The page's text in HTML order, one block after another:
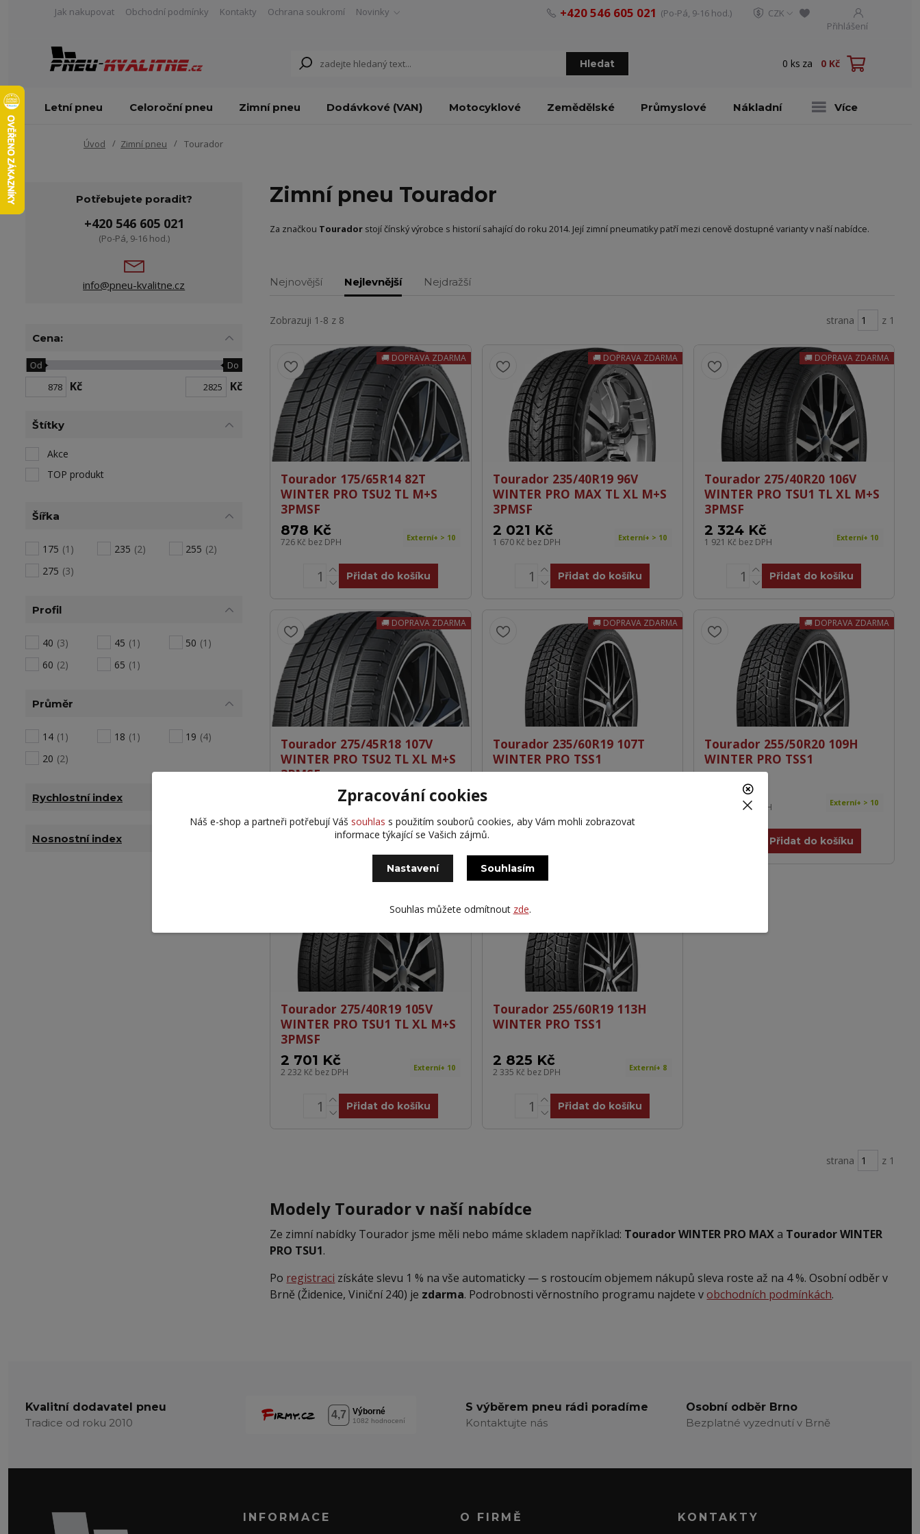
Jak nakupovat Obchodní podmínky Kontakty Ochrana soukromí Novinky
CZK
Přihlášení
Hledat
+420 546 605 021 (Po-Pá, 9-16 hod.)
0 ks za 0 Kč
Letní pneu Celoroční pneu Zimní pneu Dodávkové (VAN) Motocyklové Zemědělské Průmyslové Nákladní Více
Úvod Zimní pneu Tourador
Zimní pneu Tourador
Za značkou Tourador stojí čínský výrobce s historií sahající do roku 2014. Její zimní pneumatiky patří mezi cenově dostupné varianty v naší nabídce.
Nejnovější Nejlevnější Nejdražší
Zobrazuji 1-8 z 8 strana z 1
DOPRAVA ZDARMA
Tourador 175/65R14 82T
WINTER PRO TSU2 TL M+S
3PMSF
878 Kč
726 Kč bez DPH Externí+ > 10
Přidat do košíku
DOPRAVA ZDARMA
Tourador 235/40R19 96V
WINTER PRO MAX TL XL M+S
3PMSF
2 021 Kč
1 670 Kč bez DPH Externí+ > 10
Přidat do košíku
DOPRAVA ZDARMA
Tourador 275/40R20 106V
WINTER PRO TSU1 TL XL M+S
3PMSF
2 324 Kč
1 921 Kč bez DPH Externí+ 10
Přidat do košíku
DOPRAVA ZDARMA
Tourador 275/45R18 107V
WINTER PRO TSU2 TL XL M+S
3PMSF
2 346 Kč
bez DPH Externí+ > 10
Přidat do košíku
DOPRAVA ZDARMA
Tourador 235/60R19 107T
WINTER PRO TSS1
DOPRAVA ZDARMA
Tourador 255/50R20 109H
WINTER PRO TSS1
2 557 Kč
bez DPH Externí+ > 10
Přidat do košíku
Tourador 275/40R19 105V
WINTER PRO TSU1 TL XL M+S
3PMSF
2 701 Kč
2 232 Kč bez DPH Externí+ 10
Přidat do košíku
Tourador 255/60R19 113H
WINTER PRO TSS1
2 825 Kč
2 335 Kč bez DPH Externí+ 8
Přidat do košíku
strana z 1
Modely Tourador v naší nabídce
Ze zimní nabídky Tourador jsme měli nebo máme skladem například: Tourador WINTER PRO MAXa Tourador WINTER
PRO TSU1.
Po registraci získáte slevu 1 % na vše automaticky — s rostoucím objemem nákupů sleva roste až na 4 %. Osobní odběr v
Brně (Židenice, Viniční 240) je zdarma. Podrobnosti věrnostního programu najdete vobchodních podmínkách.
Cena:
Kč
Od Do
Kč
Štítky
Akce
TOP produkt
Šířka
175 (1) 235 (2) 255 (2)
275 (3)
Profil
40 (3) 45 (1) 50 (1)
60 (2) 65 (1)
Průměr
14 (1) 18 (1) 19 (4)
20 (2)
Rychlostní index
Nosnostní index
Potřebujete poradit?
+420 546 605 021
(Po-Pá, 9-16 hod.)
info@pneu-kvalitne.cz
Kvalitní dodavatel pneu
Tradice od roku 2010
S výběrem pneu rádi poradíme
Kontaktujte nás
Osobní odběr Brno
Bezplatné vyzednutí v Brně
INFORMACE O FIRMĚ KONTAKTY
Zpracování cookies
Náš e-shop a partneři potřebují Váš souhlas s použitím souborů cookies, aby Vám mohli zobrazovat
informace týkající se Vašich zájmů.
Nastavení Souhlasím
Souhlas můžete odmítnout zde.